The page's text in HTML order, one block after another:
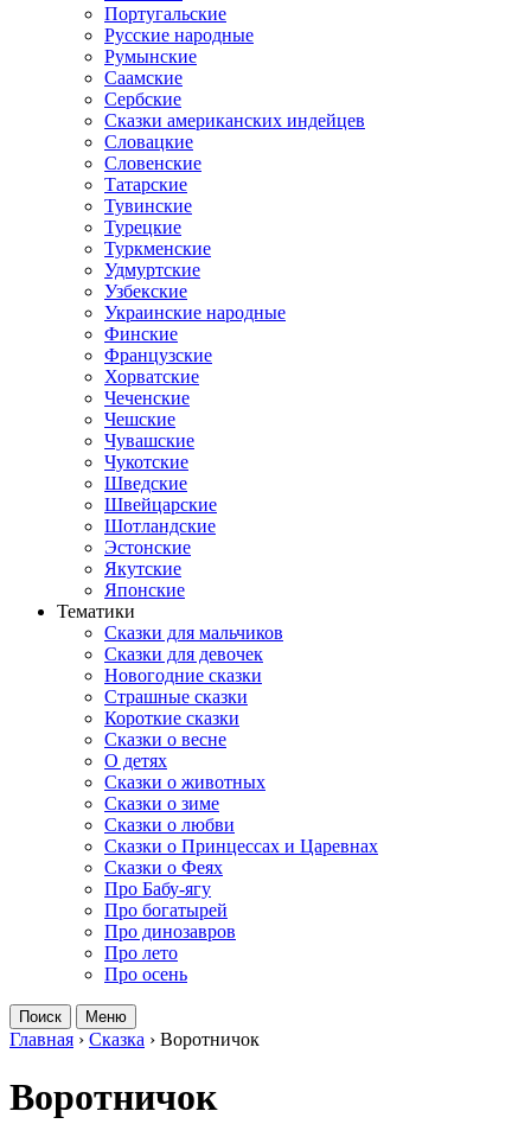
Португальские
Русские народные
Румынские
Саамские
Сербские
Сказки американских индейцев
Словацкие
Словенские
Татарские
Тувинские
Турецкие
Туркменские
Удмуртские
Узбекские
Украинские народные
Финские
Французские
Хорватские
Чеченские
Чешские
Чувашские
Чукотские
Шведские
Швейцарские
Шотландские
Эстонские
Якутские
Японские
Тематики
Сказки для мальчиков
Сказки для девочек
Новогодние сказки
Страшные сказки
Короткие сказки
Сказки о весне
О детях
Сказки о животных
Сказки о зиме
Сказки о любви
Сказки о Принцессах и Царевнах
Сказки о Феях
Про Бабу-ягу
Про богатырей
Про динозавров
Про лето
Про осень
Поиск Меню
Главная › Сказка › Воротничок
Воротничок